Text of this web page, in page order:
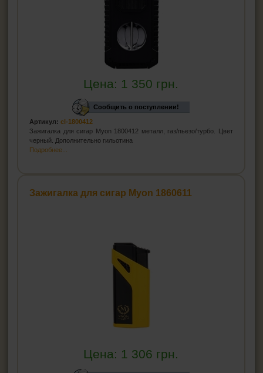
Цена: 1 350 грн.
Сообщить о поступлении!
Артикул: cl-1800412
Зажигалка для сигар Myon 1800412 металл, газ/пьезо/турбо. Цвет
черный. Дополнительно гильотина
Подробнее...
Зажигалка для сигар Myon 1860611
Цена: 1 306 грн.